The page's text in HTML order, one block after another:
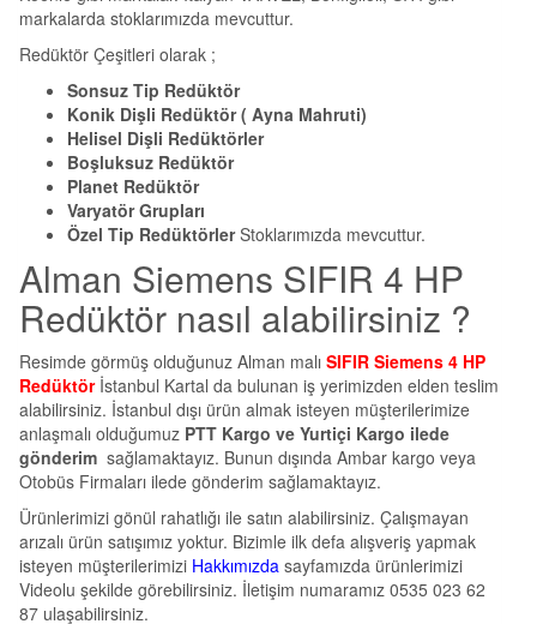
markalarda stoklarımızda mevcuttur.
Redüktör Çeşitleri olarak ;
Sonsuz Tip Redüktör
Konik Dişli Redüktör ( Ayna Mahruti)
Helisel Dişli Redüktörler
Boşluksuz Redüktör
Planet Redüktör
Varyatör Grupları
Özel Tip RedüktörlerStoklarımızda mevcuttur.
Alman Siemens SIFIR 4 HP
Redüktör nasıl alabilirsiniz ?
Resimde görmüş olduğunuz Alman malı SIFIR Siemens 4 HP
Redüktörİstanbul Kartal da bulunan iş yerimizden elden teslim
alabilirsiniz. İstanbul dışı ürün almak isteyen müşterilerimize
anlaşmalı olduğumuz PTT Kargo ve Yurtiçi Kargo ilede
gönderim sağlamaktayız. Bunun dışında Ambar kargo veya
Otobüs Firmaları ilede gönderim sağlamaktayız.
Ürünlerimizi gönül rahatlığı ile satın alabilirsiniz. Çalışmayan
arızalı ürün satışımız yoktur. Bizimle ilk defa alışveriş yapmak
isteyen müşterilerimizi Hakkımızda sayfamızda ürünlerimizi
Videolu şekilde görebilirsiniz. İletişim numaramız 0535 023 62
87 ulaşabilirsiniz.